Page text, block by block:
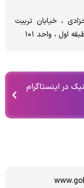
، خیابان تربیت
در اینستاگرام